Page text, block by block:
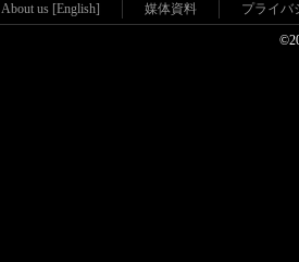
About us [English] 媒体資料 プライバ